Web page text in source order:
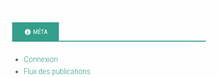
MÉTA
Connexion
Flux des publications